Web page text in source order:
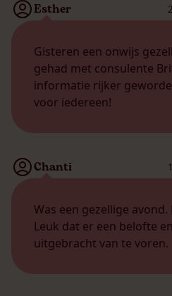
Esther
Gisteren een onwijs
gehad met consulente
informatie rijker
voor iedereen!
Chanti
Was een gezellige
Leuk dat er een belofte
uitgebracht van te voren.